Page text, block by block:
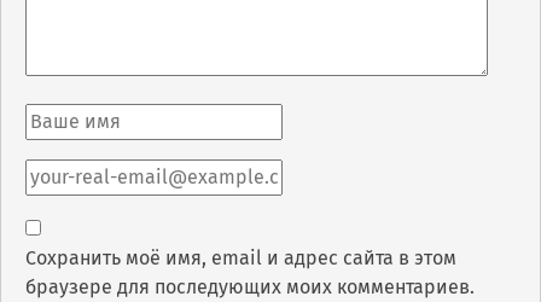
Сохранить моё имя, email и адрес сайта в этом
браузере для последующих моих комментариев.